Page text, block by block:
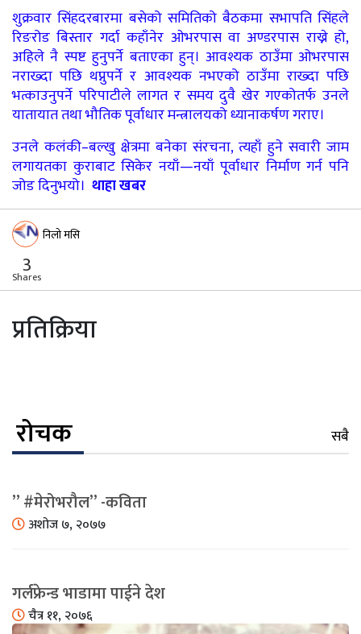
शुक्रवार सिंहदरबारमा बसेको समितिको बैठकमा सभापति सिंहले
रिङरोड बिस्तार गर्दा कहाँनेर ओभरपास वा अण्डरपास राख्ने हो,
अहिले नै स्पष्ट हुनुपर्ने बताएका हुन्। आवश्यक ठाउँमा ओभरपास
नराख्दा पछि थप्नुपर्ने र आवश्यक नभएको ठाउँमा राख्दा पछि
भत्काउनुपर्ने परिपाटीले लागत र समय दुवै खेर गएकोतर्फ उनले
यातायात तथा भौतिक पूर्वाधार मन्त्रालयको ध्यानाकर्षण गराए।
उनले कलंकी–बल्खु क्षेत्रमा बनेका संरचना, त्यहाँ हुने सवारी जाम
लगायतका कुराबाट सिकेर नयाँ—नयाँ पूर्वाधार निर्माण गर्न पनि
जोड दिनुभयो। थाहा खबर
निलो मसि
3
Shares
प्रतिक्रिया
रोचक सबै
” #मेरोभरौल” -कविता
अशोज ७, २०७७
गर्लफ्रेन्ड भाडामा पाईने देश
चैत्र ११, २०७६